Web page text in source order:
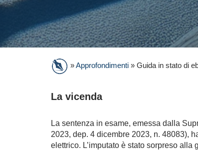
»Approfondimenti » Guida in stato di
La vicenda
La sentenza in esame, emessa dalla
2023, dep. 4 dicembre 2023, n. 48083),
elettrico. L’imputato è stato sorpreso